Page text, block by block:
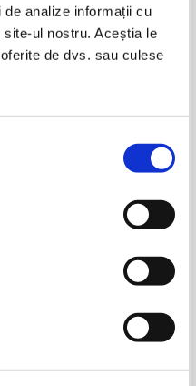
analize informații cu
ul nostru. Aceștia le
de dvs. sau culese
Liviu Rebreanu - Apostolii (1930)
Pret:20,00Lei 14,00 Lei
Adaugă în coș
-20%
Constantin Stere - In preajma
revolutiei, volumul 7. In ajun
Adaugă în coș